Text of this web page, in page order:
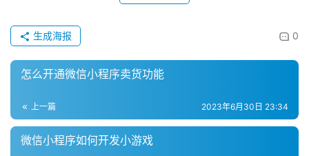
0
生成海报
怎么开通微信小程序卖货功能
上一篇 2023年6月30日 23:34
微信小程序如何开发小游戏